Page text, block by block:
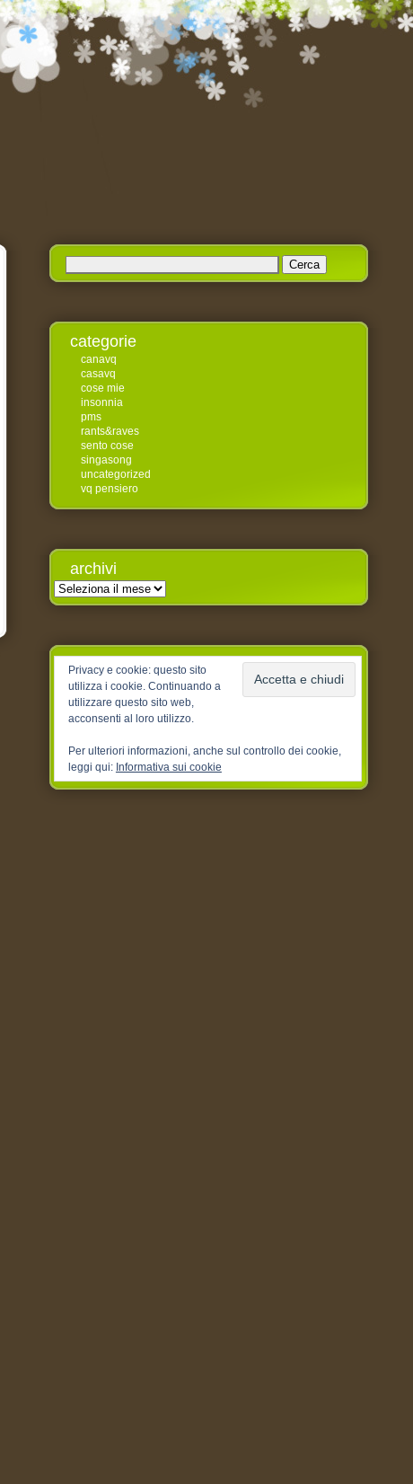
Ricerca
per:
categorie
canavq
casavq
cose mie
insonnia
pms
rants&raves
sento cose
singasong
uncategorized
vq pensiero
archivi
Archivi
Privacy e cookie: questo sito
utilizza i cookie. Continuando a
utilizzare questo sito web,
acconsenti al loro utilizzo.
Per ulteriori informazioni, anche sul controllo dei cookie,
leggi qui: Informativa sui cookie